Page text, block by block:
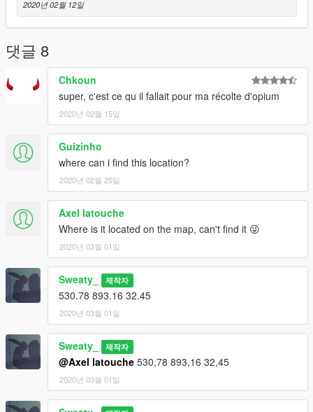
2020년 02월 12일
댓글 8
Chkoun
super, c'est ce qu il fallait pour ma récolte d'opium
2020년 02월 15일
Guizinho
where can i find this location?
2020년 02월 25일
Axel latouche
Where is it located on the map, can't find it 😜
2020년 03월 01일
Sweaty_ 제작자
530.78 893.16 32.45
2020년 03월 01일
Sweaty_ 제작자
@Axel latouche 530,78 893,16 32,45
2020년 03월 01일